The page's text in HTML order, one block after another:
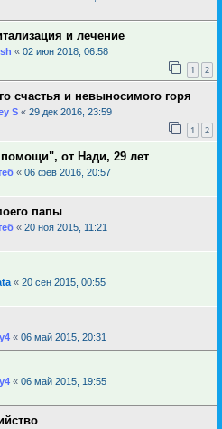
и лечение
« 02 июн 2018, 06:58
1 2
счастья и невыносимого горя
S « 29 дек 2016, 23:59
1 2
от Нади, 29 лет
« 06 фев 2016, 20:57
папы
« 20 ноя 2015, 11:21
« 20 сен 2015, 00:55
« 06 май 2015, 20:31
« 06 май 2015, 19:55